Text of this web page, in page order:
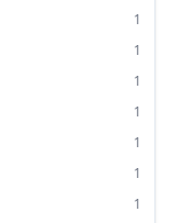
1
1
1
1
1
1
1